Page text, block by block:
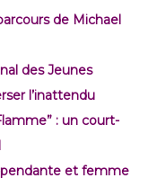
de Michael
des Jeunes
l’inattendu
: un court-
et femme